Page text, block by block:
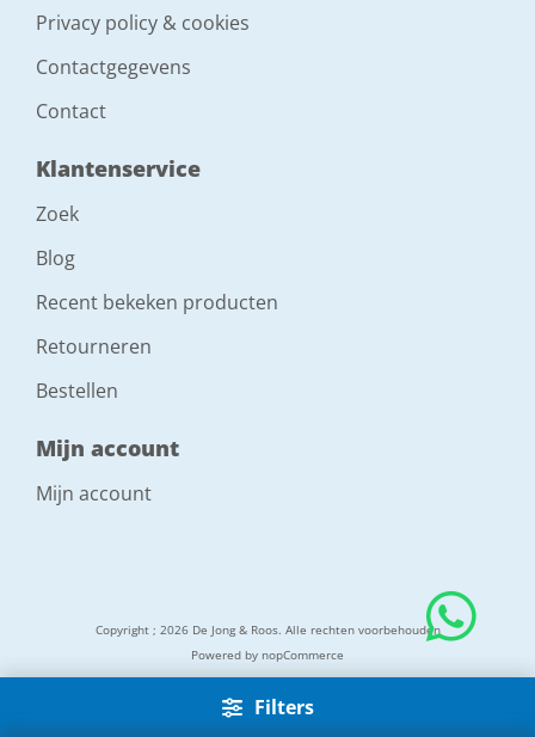
Filters
Privacy policy & cookies
Contactgegevens
Contact
Klantenservice
Zoek
Blog
Recent bekeken producten
Retourneren
Bestellen
Mijn account
Mijn account
Copyright ; 2026 De Jong & Roos. Alle rechten voorbehouden
Powered by nopCommerce